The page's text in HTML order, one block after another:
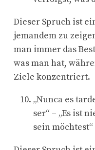
Dieser Spruch ist
jemandem zu
man immer das
was man hat,
Ziele konzentriert.
„Nunca es
ser“ – „Es ist
sein möchtest“